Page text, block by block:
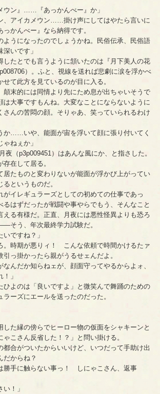
ウン』……『あっかんべー』か」
、アイカメウン……掛け声にしてはやたら言いに
っかんべー』なら納得です。
うになったのでしょうかね。民俗伝承、民俗語
いです」
たとでも言うように頷いたのは『月下美人の花
）。ふと、視線を送れば悲劇に涙を浮かべ
て此方を見ているのが目に入る。
末的には同情より先にため息が出ちゃいそうで
は大事ですもんね。大変なことにならないように
んの苦悶の顔。そりゃあ、笑っていられるわけ
か……いや、能面が宙を浮いて顔に張り付いてく
ねぇか」
（p3p009451）はあんな風にか、と指さした。
在して居る。
たものと変わりないが能面が浮かび上がってい
というものだ。
イレギュラーズとしての初めての仕事であっ
るはずだったが戦闘や事やらでもう、そんなこと
える有様だ。正直、月夜には悪性怪異よりも恐ろ
そう、年次最終学力試験だ。
いですね？」
。時期が悪りィ！ こんな依頼で時間かけるたァ
引っ掛かったら親がうるせェんだよ。
んだか知らねェが、顔面守ってやるからよォ、
」
よのは「良いですよ」と微笑んで舞踊のための
ーズにエールを送ったのだった。
た縁の傍らでヒーロー物の仮面をシャキーンと
こさん反省した！？」と問い掛ける。
都合がついたからいいけど、いつだって手助け出
だからね？
勝手に触らない事っ！ しにゃこさん、返事
い！」